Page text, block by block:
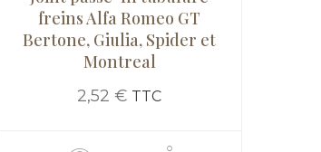
freins Alfa Romeo GT
Bertone, Giulia, Spider et
Montreal
2,52 € TTC